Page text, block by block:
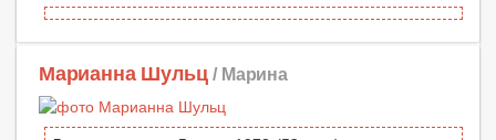
Марианна Шульц / Марина